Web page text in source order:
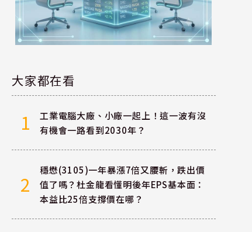
大家都在看
1
工業電腦大廠、小廠一起上！這一波有沒
有機會一路看到2030年？
2
穩懋(3105)一年暴漲7倍又腰斬，跌出價
值了嗎？杜金龍看懂明後年EPS基本面：
本益比25倍支撐價在哪？